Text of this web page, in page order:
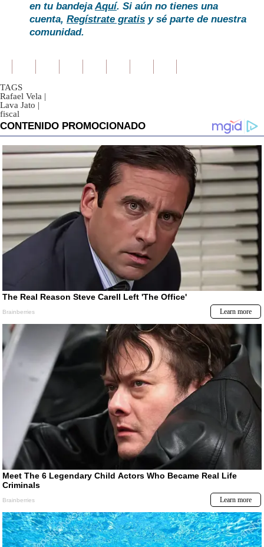
en tu bandejaAquí. Si aún no tienes una
cuenta, Regístrate gratis y sé parte de nuestra
comunidad.
TAGS
Rafael Vela |
Lava Jato |
fiscal